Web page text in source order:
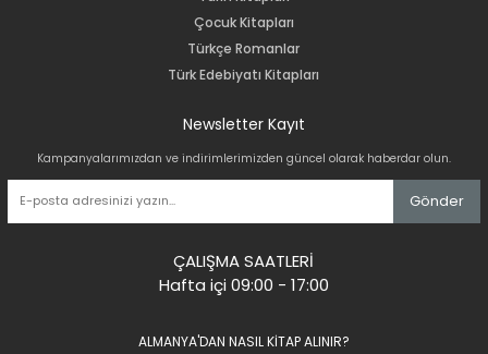
Çocuk Kitapları
Türkçe Romanlar
Türk Edebiyatı Kitapları
Newsletter Kayıt
Kampanyalarımızdan ve indirimlerimizden güncel olarak haberdar olun.
Gönder
ÇALIŞMA SAATLERİ
Hafta içi 09:00 - 17:00
ALMANYA'DAN NASIL KİTAP ALINIR?